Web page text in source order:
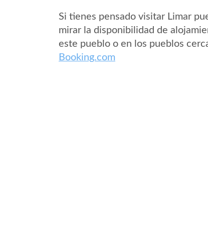
Si tienes pensado visitar Limar
mirar la disponibilidad de
este pueblo o en los pueblos
Booking.com